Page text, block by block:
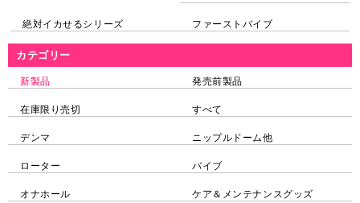
絶対イカせるシリーズ ファーストバイブ
カテゴリー
新製品 発売前製品
在庫限り売切 すべて
デンマ ニップルドーム他
ローター バイブ
オナホール ケア＆メンテナンスグッズ